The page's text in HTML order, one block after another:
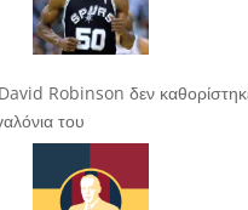
Robinson δεν
του